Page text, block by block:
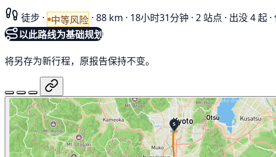
徒步 · 中等风险 · 88 km · 18小时31分钟 · 2 站点 · 出没 4 起 ·
以此路线为基础规划
将另存为新行程，原报告保持不变。